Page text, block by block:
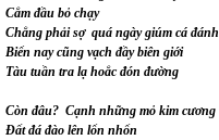
Cắm đầu bỏ chạy
Chẳng phải sợ quá ngày giúm cá
Biển nay cũng vạch đầy biên giới
Tàu tuần tra lạ hoắc đón đường
Còn đâu? Cạnh những mỏ kim cương
Đất đá đào lên lổn nhổn